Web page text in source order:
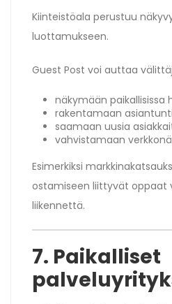
Kiinteistöala perustuu
luottamukseen.
Guest Post voi auttaa
näkymään paikallisissa
rakentamaan
saamaan uusia
vahvistamaan
Esimerkiksi
ostamiseen liittyvät oppaat
liikennettä.
7. Paikalliset